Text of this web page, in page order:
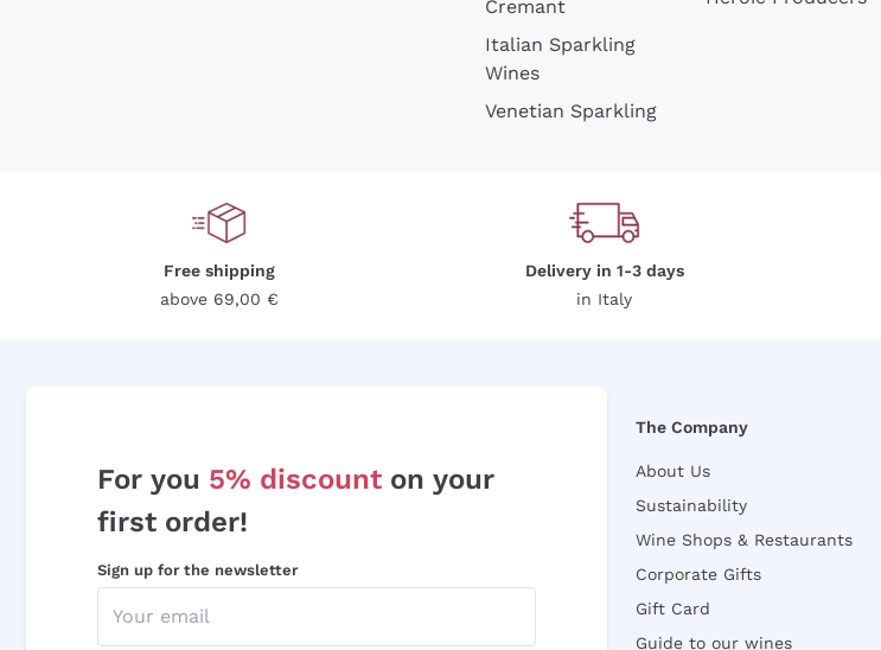
Cremant
Italian Sparkling
Wines
Venetian Sparkling
Free shipping
above 69,00 €
Delivery in 1-3 days
in Italy
For you 5% discount on your
first order!
Sign up for the newsletter
The Company
About Us
Sustainability
Wine Shops & Restaurants
Corporate Gifts
Gift Card
Guide to our wines